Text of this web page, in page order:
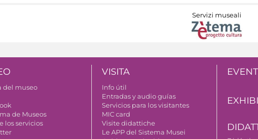
Servizi museali
del museo
de Museos
los servicios
VISITA
Info útil
Entradas y audio guías
Servicios para los visitantes
MIC card
Visite didattiche
Le APP del Sistema Musei